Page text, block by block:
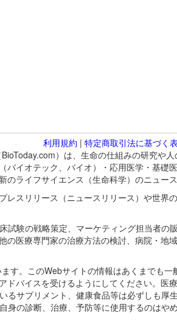
利用規約 | 特定商取引法に基づく
）は、生命の仕組みの研究や
イオテック、バイオ）・応用医学・基礎
ライフサイエンス（生命科学）のニュース
レスリリース（ニュースリリース）や世
験の戦略策定、マーケティング担当者の
医療専門家の治療方法の検討、病院・地
す。このWebサイトの情報はあくまでも
ドバイスを受けるようにしてください。
るサプリメント、健康食品等は必ずしも
身の診断、治療、予防等に使用するのは